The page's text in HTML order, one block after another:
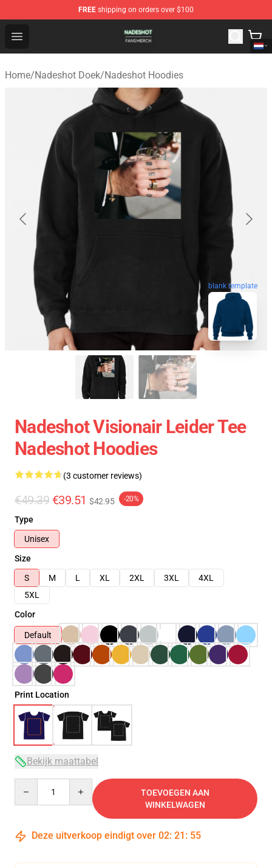
FREE shipping on orders over $100
Open menu
Nadeshot Shop - Official Nadeshot Merchandise Store
Home/Nadeshot Doek/Nadeshot Hoodies
blank template
Nadeshot Visionair Leider Tee
Nadeshot Hoodies
(3 customer reviews)
€49.39 €39.51 $42.95 -20%
Type
Unisex
Size
S
M L XL 2XL 3XL
4XL
5XL
Color
Default
Print Location
Bekijk maattabel
TOEVOEGEN AAN
WINKELWAGEN
Deze uitverkoop eindigt over 02: 21 : 54